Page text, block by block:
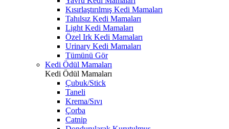
Kısırlaştırılmış Kedi Mamaları
Tahılsız Kedi Mamaları
Light Kedi Mamaları
Özel Irk Kedi Mamaları
Urinary Kedi Mamaları
Tümünü Gör
Kedi Ödül Mamaları
Kedi Ödül Mamaları
Çubuk/Stick
Taneli
Krema/Sıvı
Çorba
Catnip